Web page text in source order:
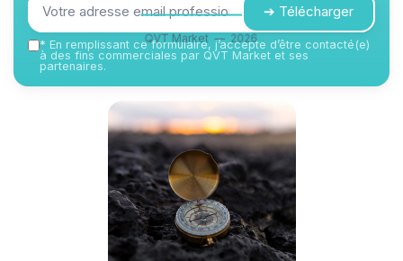
QVT Market — 2026
➔ Télécharger
* En remplissant ce formulaire, j’accepte d’être contacté(e)
à des fins commerciales par QVT Market et ses
partenaires.